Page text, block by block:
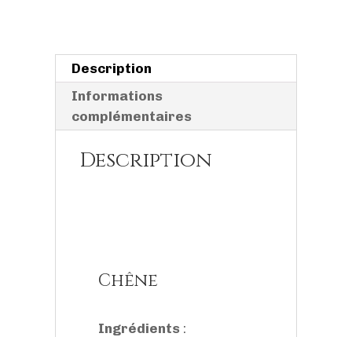
Description
Informations
complémentaires
Description
Chêne
Ingrédients :